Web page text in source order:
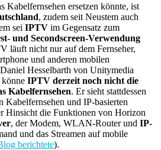
Kabelfernsehen ersetzen könnte, ist
, zudem seit Neustem auch
sei IPTV im Gegensatz zum
und Secondscreen-Verwendung
läuft nicht nur auf dem Fernseher,
und anderen mobilen
Hesselbarth von Unitymedia
IPTV derzeit noch nicht die
Kabelfernsehen. Er sieht stattdessen
Kabelfernsehen und IP-basierten
Hinsicht die Funktionen von Horizon
, der Modem, WLAN-Router und IP-
und das Streamen auf mobile
berichtete).